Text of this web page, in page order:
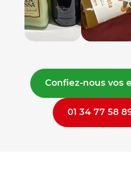
Confiez-nous vos
01 34 77 58